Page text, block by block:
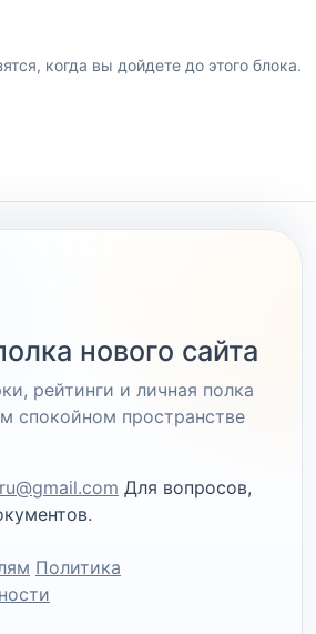
когда вы дойдете до этого блока.
нового сайта
рейтинги и личная полка
спокойном пространстве
Для вопросов,
Политика